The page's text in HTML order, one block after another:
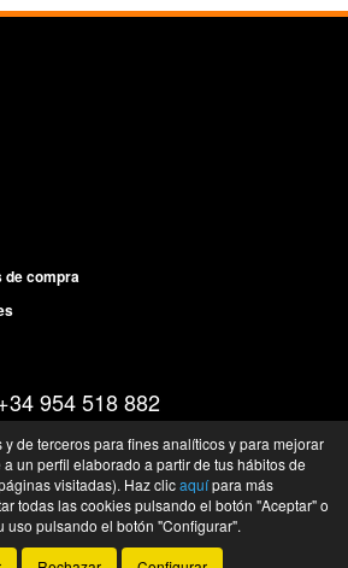
de compra
954 518 882
- Jueves: 08:30 a 18:00
08:30 - 14:30
36 - 41016 - Sevilla - Sevilla - España
2026 -Tienda online de recambios de Gira
de terceros para fines analíticos y para mejorar
un perfil elaborado a partir de tus hábitos de
visitadas). Haz clicaquípara más
todas las cookies pulsando el botón "Aceptar" o
uso pulsando el botón "Configurar".